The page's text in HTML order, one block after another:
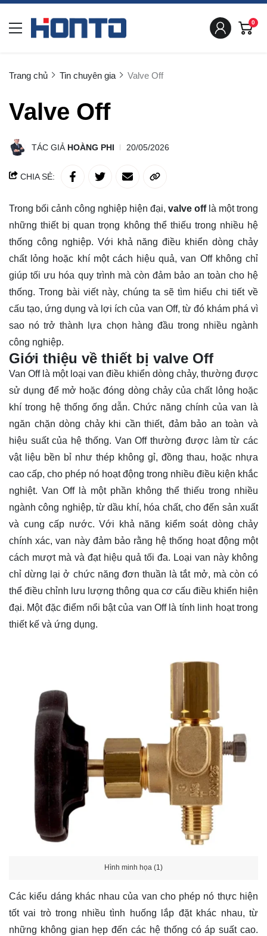
0
Trang chủ Tin chuyên gia Valve Off
Valve Off
TÁC GIẢ HOÀNG PHI 20/05/2026
CHIA SẺ:
Trong bối cảnh công nghiệp hiện đại, valve off là một trong
những thiết bị quan trọng không thể thiếu trong nhiều hệ
thống công nghiệp. Với khả năng điều khiển dòng chảy
chất lỏng hoặc khí một cách hiệu quả, van Off không chỉ
giúp tối ưu hóa quy trình mà còn đảm bảo an toàn cho hệ
thống. Trong bài viết này, chúng ta sẽ tìm hiểu chi tiết về
cấu tạo, ứng dụng và lợi ích của van Off, từ đókhám phá vì
sao nó trở thành lựa chọn hàng đầu trong nhiều ngành
công nghiệp.
Giới thiệu về thiết bị valve Off
Van Off là một loại van điều khiển dòng chảy, thường được
sử dụng để mở hoặc đóng dòng chảy của chất lỏng hoặc
khí trong hệ thống ống dẫn. Chức năng chính của van là
ngăn chặn dòng chảy khi cần thiết, đảm bảo an toàn và
hiệu suất của hệ thống. Van Off thường được làm từ các
vật liệu bền bỉ như thép không gỉ, đồng thau, hoặc nhựa
cao cấp, cho phép nó hoạt động trong nhiều điều kiện khắc
nghiệt. Van Off là một phần không thể thiếu trong nhiều
ngành công nghiệp, từ dầu khí, hóa chất, cho đến sản xuất
và cung cấp nước. Với khả năng kiểm soát dòng chảy
chính xác, van này đảm bảo rằng hệ thống hoạt động một
cách mượt mà và đạt hiệu quả tối đa. Loại van này không
chỉ dừng lại ở chức năng đơn thuần là tắt mở, mà còn có
thể điều chỉnh lưu lượng thông qua cơ cấu điều khiển hiện
đại. Một đặc điểm nổi bật của van Off là tính linh hoạt trong
thiết kế và ứng dụng.
Hình minh họa (1)
Các kiểu dáng khác nhau của van cho phép nó thực hiện
tốt vai trò trong nhiều tình huống lắp đặt khác nhau, từ
những không gian hẹp đến các hệ thống có áp suất cao.